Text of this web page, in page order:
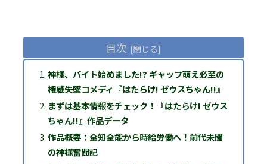
目次
神様、バイト始めました!? ギャップ萌え必至の
権威失墜コメディ『はたらけ! ゼウスちゃん!!』
まずは基本情報をチェック！『はたらけ! ゼウス
ちゃん!!』作品データ
作品概要：全知全能から時給労働へ！前代未聞
の神様奮闘記